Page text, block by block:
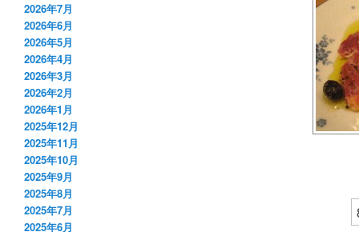
2026年7月
2026年6月
2026年5月
2026年4月
2026年3月
2026年2月
2026年1月
2025年12月
2025年11月
2025年10月
2025年9月
2025年8月
2025年7月
2025年6月